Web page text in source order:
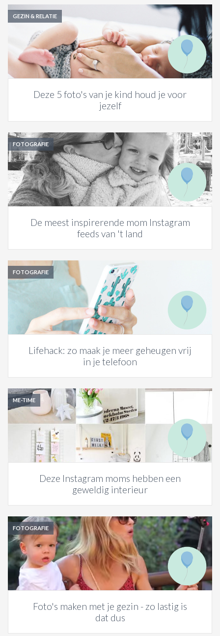
GEZIN & RELATIE
Deze 5 foto's van je kind houd je voor
jezelf
FOTOGRAFIE
De meest inspirerende mom Instagram
feeds van 't land
FOTOGRAFIE
Lifehack: zo maak je meer geheugen vrij
in je telefoon
ME-TIME
Deze Instagram moms hebben een
geweldig interieur
FOTOGRAFIE
Foto's maken met je gezin - zo lastig is
dat dus